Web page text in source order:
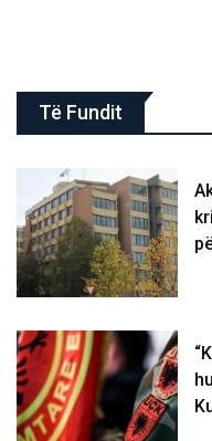
Të Fundit